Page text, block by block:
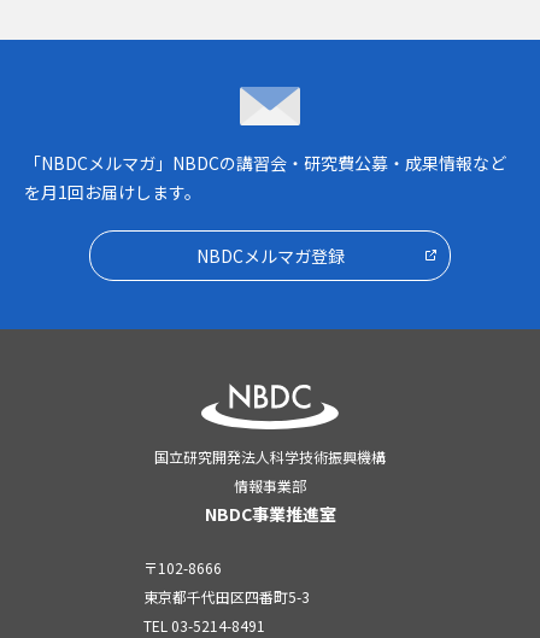
「NBDCメルマガ」NBDCの講習会・研究費公募・成果情報など
を月1回お届けします。
NBDCメルマガ登録
国立研究開発法人科学技術振興機構
情報事業部
NBDC事業推進室
〒102-8666
東京都千代田区四番町5-3
TEL 03-5214-8491